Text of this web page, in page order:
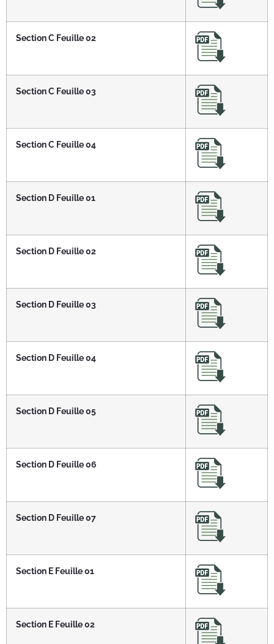
Section C Feuille 02
Section C Feuille 03
Section C Feuille 04
Section D Feuille 01
Section D Feuille 02
Section D Feuille 03
Section D Feuille 04
Section D Feuille 05
Section D Feuille 06
Section D Feuille 07
Section E Feuille 01
Section E Feuille 02